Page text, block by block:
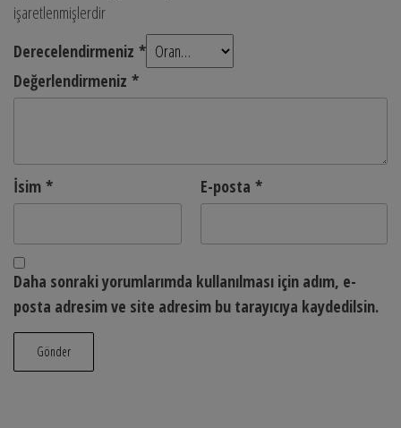
işaretlenmişlerdir
Derecelendirmeniz *
Değerlendirmeniz *
İsim * E-posta *
Daha sonraki yorumlarımda kullanılması için adım, e-
posta adresim ve site adresim bu tarayıcıya kaydedilsin.